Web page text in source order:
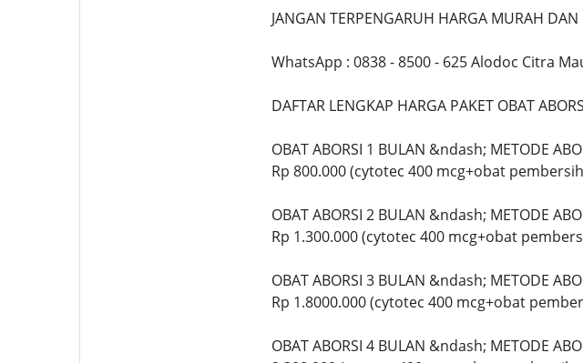
JANGAN TERPENGARUH HARGA MURAH
WhatsApp : 0838 - 8500 - 625 Alodoc Citra
DAFTAR LENGKAP HARGA PAKET OBAT
OBAT ABORSI 1 BULAN &ndash; METODE
Rp 800.000 (cytotec 400 mcg+obat
OBAT ABORSI 2 BULAN &ndash; METODE
Rp 1.300.000 (cytotec 400 mcg+obat
OBAT ABORSI 3 BULAN &ndash; METODE
Rp 1.8000.000 (cytotec 400 mcg+obat
OBAT ABORSI 4 BULAN &ndash; METODE